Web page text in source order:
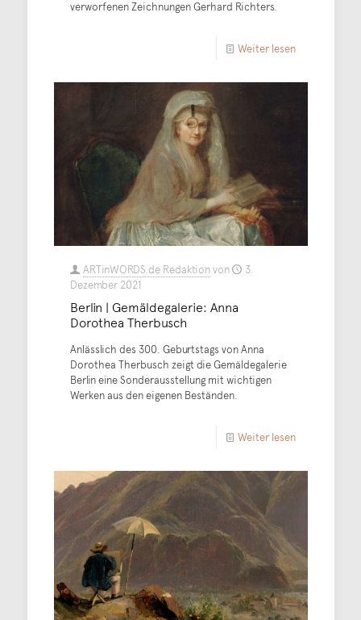
verworfenen Zeichnungen Gerhard Richters.
Weiter lesen
ARTinWORDS.de Redaktionvon
3.
Dezember 2021
Berlin | Gemäldegalerie: Anna
Dorothea Therbusch
Anlässlich des 300. Geburtstags von Anna
Dorothea Therbusch zeigt die Gemäldegalerie
Berlin eine Sonderausstellung mit wichtigen
Werken aus den eigenen Beständen.
Weiter lesen